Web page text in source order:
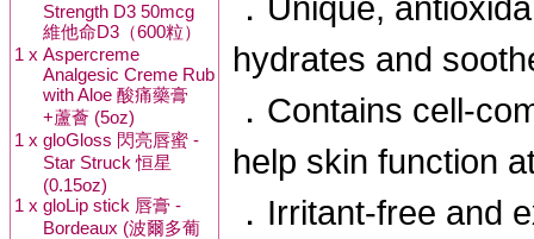
Strength D3 50mcg
維他命D3（600粒）
1 x Aspercreme
Analgesic Creme Rub
with Aloe 酸痛藥膏
+蘆薈 (5oz)
1 x gloGloss 閃亮唇蜜 -
Star Struck 恒星
(0.15oz)
1 x gloLip stick 唇膏 -
Bordeaux (波爾多葡
．Unique,
hydrates and
．Contains cell-
help skin function
．Irritant-free and